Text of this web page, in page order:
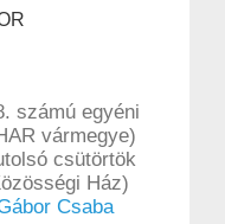
számú egyéni
vármegye)
csütörtök
Ház)
Csaba